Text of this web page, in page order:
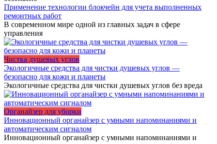
Применение технологии блокчейн для учета выполненных
ремонтных работ
В современном мире одной из главных задач в сфере
управления
Чистка душевых углов
Экологичные средства для чистки душевых углов —
безопасно для кожи и планеты
Экологичные средства для чистки душевых углов без вреда
Органайзер для уборки
Инновационный органайзер с умными напоминаниями и
автоматическим сигналом
Инновационный органайзер с умными напоминаниями и